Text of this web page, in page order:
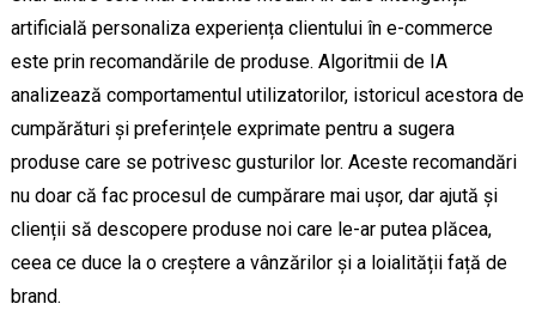
artificială personaliza experiența clientului în e-commerce
este prin recomandările de produse. Algoritmii de IA
analizează comportamentul utilizatorilor, istoricul acestora de
cumpărături și preferințele exprimate pentru a sugera
produse care se potrivesc gusturilor lor. Aceste recomandări
nu doar că fac procesul de cumpărare mai ușor, dar ajută și
clienții să descopere produse noi care le-ar putea plăcea,
ceea ce duce la o creștere a vânzărilor și a loialității față de
brand.